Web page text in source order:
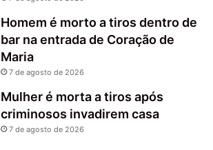
Homem é morto a tiros dentro de
bar na entrada de Coração de
Maria
7 de agosto de 2026
Mulher é morta a tiros após
criminosos invadirem casa
7 de agosto de 2026